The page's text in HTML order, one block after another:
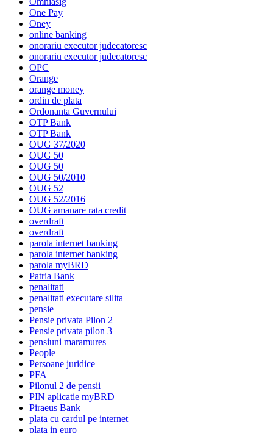
One Pay
Oney
online banking
onorariu executor judecatoresc
onorariu executor judecatoresc
OPC
Orange
orange money
ordin de plata
Ordonanta Guvernului
OTP Bank
OTP Bank
OUG 37/2020
OUG 50
OUG 50
OUG 50/2010
OUG 52
OUG 52/2016
OUG amanare rata credit
overdraft
overdraft
parola internet banking
parola internet banking
parola myBRD
Patria Bank
penalitati
penalitati executare silita
pensie
Pensie privata Pilon 2
Pensie privata pilon 3
pensiuni maramures
People
Persoane juridice
PFA
Pilonul 2 de pensii
PIN aplicatie myBRD
Piraeus Bank
plata cu cardul pe internet
plata in euro